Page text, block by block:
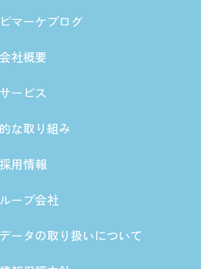
マーケブログ
会社概要
サービス
な取り組み
採用情報
ープ会社
ータの取り扱いについて